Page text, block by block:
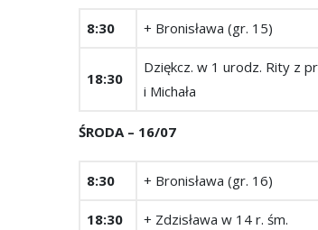
8:30 + Bronisława (gr. 15)
18:30
Dziękcz. w 1 urodz. Rity z
i Michała
ŚRODA –
8:30 + Bronisława (gr. 16)
18:30 + Zdzisława w 14 r. śm.